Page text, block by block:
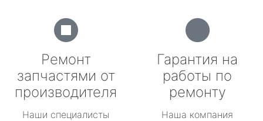
Ремонт
запчастями от
производителя
Наши специалисты
Гарантия на
работы по
ремонту
Наша компания